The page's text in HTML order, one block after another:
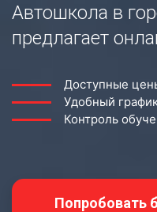
Автошкола в
предлагает
Доступные
Удобный
Контроль
Попробовать